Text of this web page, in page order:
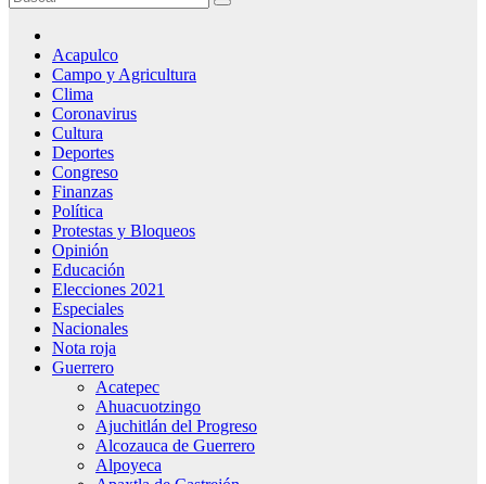
Acapulco
Campo y Agricultura
Clima
Coronavirus
Cultura
Deportes
Congreso
Finanzas
Política
Protestas y Bloqueos
Opinión
Educación
Elecciones 2021
Especiales
Nacionales
Nota roja
Guerrero
Acatepec
Ahuacuotzingo
Ajuchitlán del Progreso
Alcozauca de Guerrero
Alpoyeca